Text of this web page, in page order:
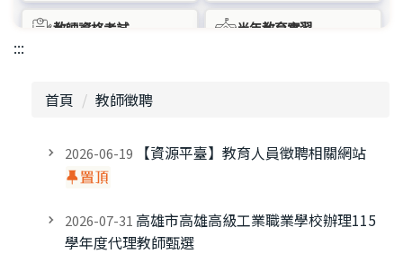
教師資格考試 半年教育實習
師培法規 師培評鑑
:::
首頁 教師徵聘
2026-06-19 【資源平臺】教育人員徵聘相關網站
2026-07-31 高雄市高雄高級工業職業學校辦理115
學年度代理教師甄選